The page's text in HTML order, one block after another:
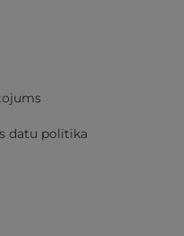
datu politika